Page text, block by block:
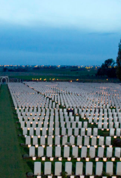
SECGEN,19 JUN
Bentornata a
SECGEN,8 JUN
Welcome
SECGEN,8 JUN